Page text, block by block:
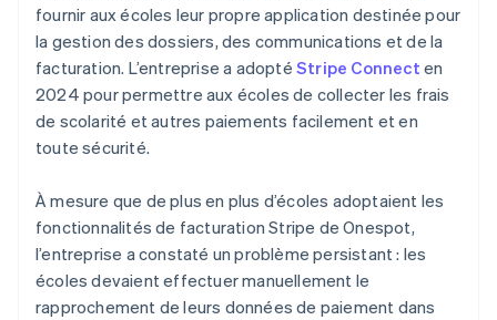
fournir aux écoles leur propre application destinée pour
la gestion des dossiers, des communications et de la
facturation. L’entreprise a adopté Stripe Connect en
2024 pour permettre aux écoles de collecter les frais
de scolarité et autres paiements facilement et en
toute sécurité.
À mesure que de plus en plus d’écoles adoptaient les
fonctionnalités de facturation Stripe de Onespot,
l’entreprise a constaté un problème persistant : les
écoles devaient effectuer manuellement le
rapprochement de leurs données de paiement dans